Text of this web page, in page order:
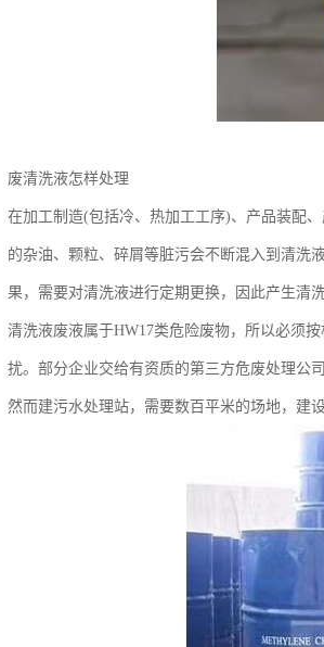
废清洗液怎样处理
在加工制造(包括冷、热加工工序)、产品装配
的杂油、颗粒、碎屑等脏污会不断混入到清洗
果，需要对清洗液进行定期更换，因此产生清洗
清洗液废液属于HW17类危险废物，所以必须
扰。部分企业交给有资质的第三方危废处理公
然而建污水处理站，需要数百平米的场地，建